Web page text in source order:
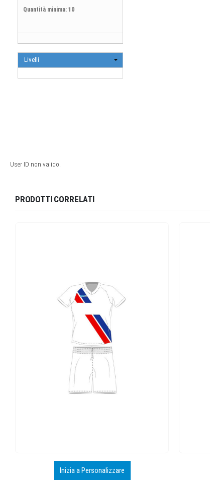
PRODOTTI CORRELATI
Inizia a Personalizzare